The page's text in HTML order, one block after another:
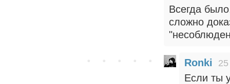
Всегда
сложно
Ronki
Если ты